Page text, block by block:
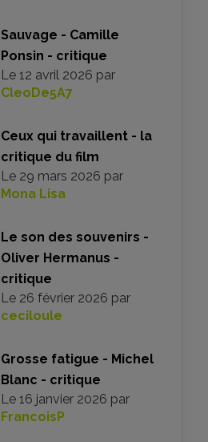
Sauvage - Camille
Ponsin - critique
Le 12 avril 2026 par
CleoDe5A7
Ceux qui travaillent - la
critique du film
Le 29 mars 2026 par
Mona Lisa
Le son des souvenirs -
Oliver Hermanus -
critique
Le 26 février 2026 par
ceciloule
Grosse fatigue - Michel
Blanc - critique
Le 16 janvier 2026 par
FrancoisP